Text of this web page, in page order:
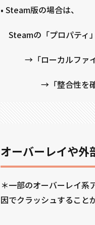
• Steam版の場合は、
Steamの「プロパティ」
→「ローカルファイ
→「整合性を確
オーバーレイや外
＊一部のオーバーレイ
因でクラッシュすること